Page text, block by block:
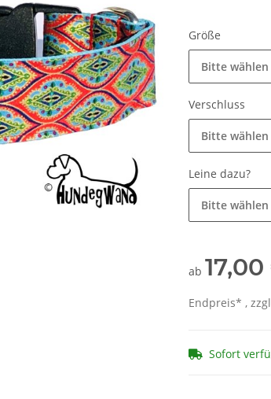
Größe
Bitte
Verschluss
Bitte
Leine dazu?
Bitte
ab
Endpreis* ,
Sofort